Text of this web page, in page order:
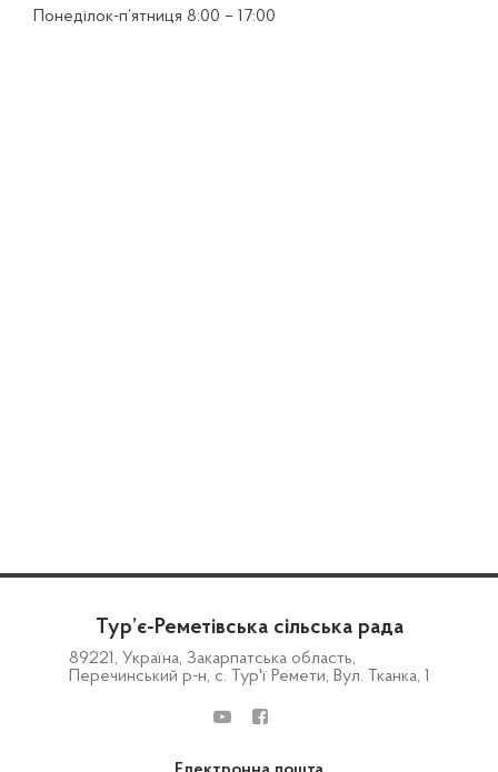
Понеділок-п’ятниця 8:00 – 17:00
Тур’є-Реметівська сільська рада
89221, Україна, Закарпатська область,
Перечинський р-н, с. Тур'ї Ремети, Вул. Тканка, 1